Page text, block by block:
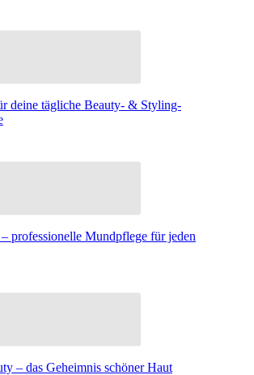
deine tägliche Beauty- & Styling-
professionelle Mundpflege für jeden
– das Geheimnis schöner Haut